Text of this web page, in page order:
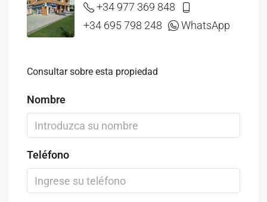
+34 977 369 848
+34 695 798 248
WhatsApp
Consultar sobre esta propiedad
Nombre
Teléfono